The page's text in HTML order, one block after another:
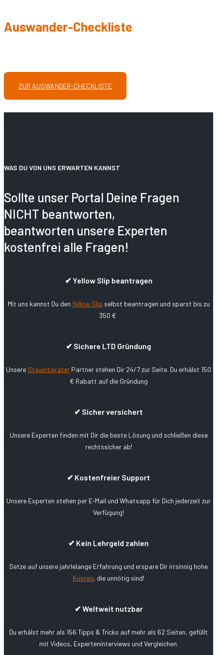
Auswander-Checkliste
ZUR AUSWANDER-CHECKLISTE
WAS DU VON UNS ERWARTEN KANNST
Sollte unser Portal Deine Fragen
NICHT beantworten,
beantworten unsere Experten
kostenfrei alle Fragen!
✔ Yellow Slip beantragen
Mit uns kannst Du den Yellow Slip selbst beantragen und sparst bis zu
350 €
✔ Sichere LTD Gründung
Unsere Steuerberater Partner stehen Dir 24/7 zur Seite. Du erhälst 150
€ Rabatt auf die Gründung
✔ Sicher versichert
Unsere Experten finden mit Dir die beste Lösung und schließen diese
rechtssicher ab!
✔ Kostenfreier Support
Unsere Experten stehen per E-Mail und Whatsapp für Dich jederzeit zur
Verfügung!
✔ Kein Lehrgeld zahlen
Setze auf unsere jahrlelange Erfahrung und erspare Dir irrsinnig hohe
Kosten, die unnötig sind!
✔ Weltweit nutzbar
Du erhälst mehr als 156 Tipps & Tricks auf mehr als 62 Seiten, gefüllt
mit Videos, Experteninterviews und Vergleichen.